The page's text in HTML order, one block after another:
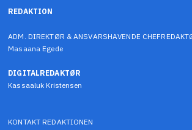
REDAKTION
ADM. DIREKTØR & ANSVARSHAVENDE
Masaana Egede
DIGITALREDAKTØR
Kassaaluk Kristensen
KONTAKT REDAKTIONEN